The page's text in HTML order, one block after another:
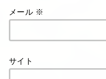
メール ※
サイト